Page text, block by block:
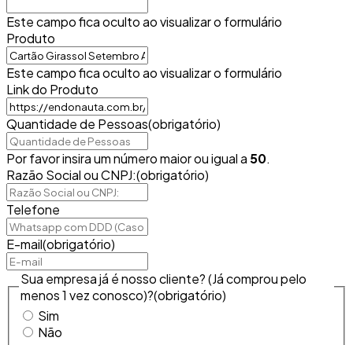
Este campo fica oculto ao visualizar o formulário
Produto
Este campo fica oculto ao visualizar o formulário
Link do Produto
Quantidade de Pessoas(obrigatório)
Por favor insira um número maior ou igual a 50.
Razão Social ou CNPJ:(obrigatório)
Telefone
E-mail(obrigatório)
Sua empresa já é nosso cliente? (Já comprou pelo
menos 1 vez conosco)?(obrigatório)
Sim
Não